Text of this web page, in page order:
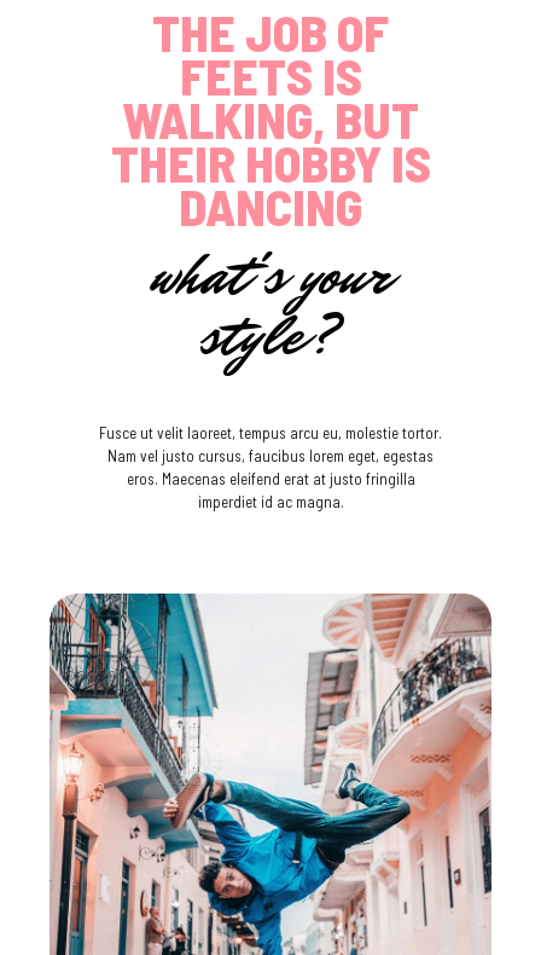
THE JOB OF
FEETS IS
WALKING, BUT
THEIR HOBBY IS
DANCING
what's your
style?
Fusce ut velit laoreet, tempus arcu eu, molestie tortor.
Nam vel justo cursus, faucibus lorem eget, egestas
eros. Maecenas eleifend erat at justo fringilla
imperdiet id ac magna.